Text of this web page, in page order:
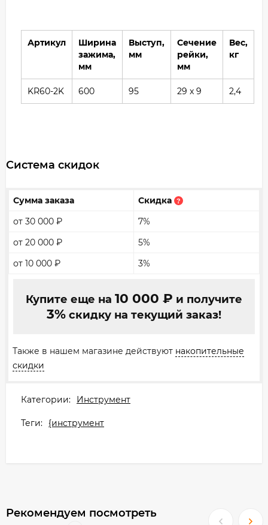
Артикул
Ширина
зажима,
мм
Выступ,
мм
Сечение
рейки,
мм
Вес,
кг
KR60-2K 600 95 29 x 9 2,4
Система скидок
Сумма заказа Скидка ?
от 30 000 ₽
7%
от 20 000 ₽
5%
от 10 000 ₽ 3%
Купите еще на 10 000 ₽ и получите
3%скидку на текущий заказ!
Также в нашем магазине действуют накопительные
скидки
Категории: Инструмент
Теги: {инструмент
Рекомендуем посмотреть